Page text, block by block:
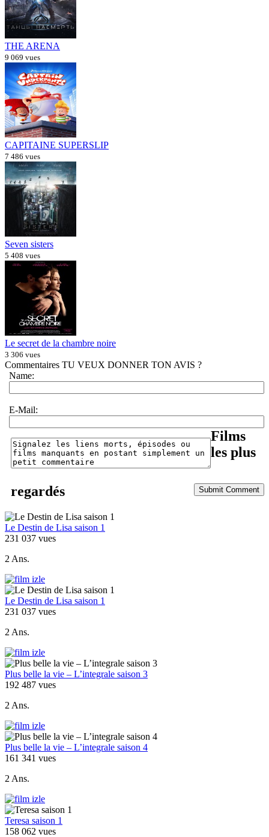
THE ARENA
9 069 vues
CAPITAINE SUPERSLIP
7 486 vues
Seven sisters
5 408 vues
Le secret de la chambre noire
3 306 vues
Commentaires TU VEUX DONNER TON AVIS ?
Name:
E-Mail:
Films
les plus
regardés
Le Destin de Lisa saison 1
231 037 vues
2 Ans.
Le Destin de Lisa saison 1
231 037 vues
2 Ans.
Plus belle la vie – L’integrale saison 3
192 487 vues
2 Ans.
Plus belle la vie – L’integrale saison 4
161 341 vues
2 Ans.
Teresa saison 1
158 062 vues